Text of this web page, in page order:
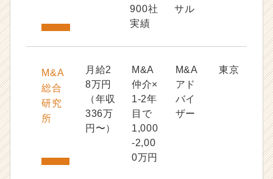
900社
実績
サル
M&A
総合
研究
所
月給2
8万円
（年収
336万
円〜）
M&A
仲介×
1-2年
目で
1,000
-2,00
0万円
M&A
アド
バイ
ザー
東京